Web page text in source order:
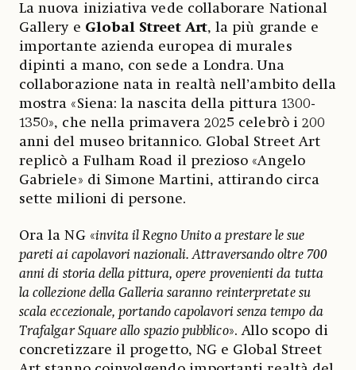
La nuova iniziativa vede collaborare National
Gallery e Global Street Art, la più grande e
importante azienda europea di murales
dipinti a mano, con sede a Londra. Una
collaborazione nata in realtà nell’ambito della
mostra «Siena: la nascita della pittura 1300-
1350», che nella primavera 2025 celebrò i 200
anni del museo britannico. Global Street Art
replicò a Fulham Road il prezioso «Angelo
Gabriele» di Simone Martini, attirando circa
sette milioni di persone.
Ora la NG «invita il Regno Unito a prestare le sue
pareti ai capolavori nazionali. Attraversando oltre 700
anni di storia della pittura, opere provenienti da tutta
la collezione della Galleria saranno reinterpretate su
scala eccezionale, portando capolavori senza tempo da
Trafalgar Square allo spazio pubblico». Allo scopo di
concretizzare il progetto, NG e Global Street